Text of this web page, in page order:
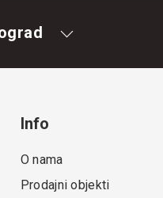
Info
O nama
Prodajni objekti